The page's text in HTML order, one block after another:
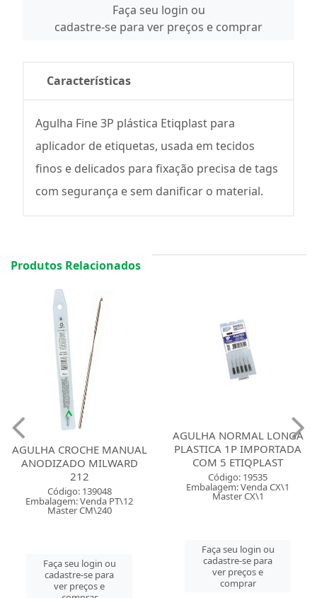
Faça seu login ou
cadastre-se para ver preços e comprar
Características
Agulha Fine 3P plástica Etiqplast para
aplicador de etiquetas, usada em tecidos
finos e delicados para fixação precisa de tags
com segurança e sem danificar o material.
Produtos Relacionados
AGULHA CROCHE MANUAL
ANODIZADO MILWARD
212
Código: 139048
Embalagem: Venda PT\12
Master CM\240
Faça seu login ou
cadastre-se para
ver preços e
AGULHA NORMAL LONGA
PLASTICA 1P IMPORTADA
COM 5 ETIQPLAST
Código: 19535
Embalagem: Venda CX\1
Master CX\1
Faça seu login ou
cadastre-se para
ver preços e
comprar